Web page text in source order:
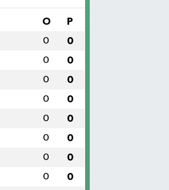
O P
0 0
0 0
0 0
0 0
0 0
0 0
0 0
0 0